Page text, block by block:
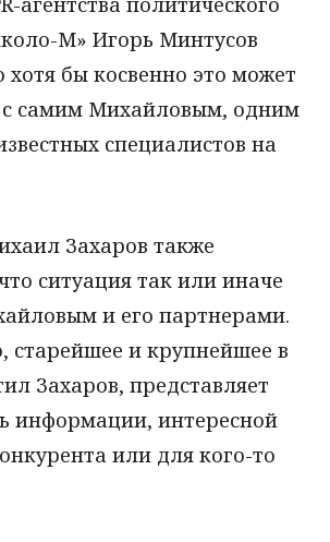
М» Игорь Минтусов
хотя бы косвенно это может
с самим Михайловым, одним
специалистов на
Захаров также
ситуация так или иначе
и его партнерами.
старейшее и крупнейшее в
Захаров, представляет
информации, интересной
или для кого-то